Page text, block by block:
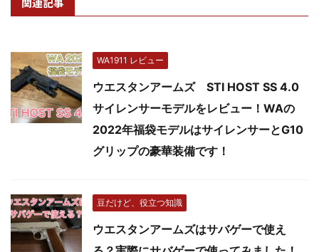
WA1911 レビュー
ウエスタンアームズ STI HOST SS 4.0
サイレンサーモデルをレビュー！WAの
2022年福袋モデルはサイレンサーとG10
グリップの豪華装備です！
豆だけど、役立つ知識
ウエスタンアームズはサバゲーで使え